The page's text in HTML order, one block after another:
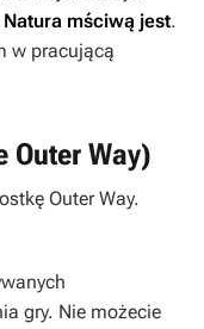
Natura mściwą jest.
w pracującą
Outer Way)
Outer Way.
gry. Nie możecie